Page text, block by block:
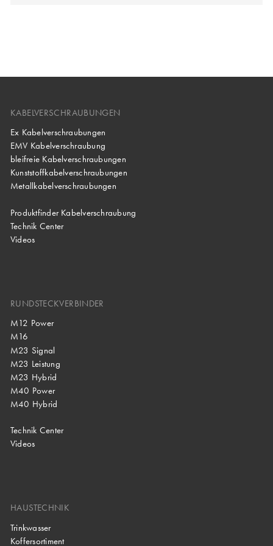
KABELVERSCHRAUBUNGEN
Ex Kabelverschraubungen
EMV Kabelverschraubung
bleifreie Kabelverschraubungen
Kunststoffkabelverschraubungen
Metallkabelverschraubungen
Produktfinder Kabelverschraubung
Technik Center
Videos
RUNDSTECKVERBINDER
M12 Power
M16
M23 Signal
M23 Leistung
M23 Hybrid
M40 Power
M40 Hybrid
Technik Center
Videos
HAUSTECHNIK
Trinkwasser
Koffersortiment